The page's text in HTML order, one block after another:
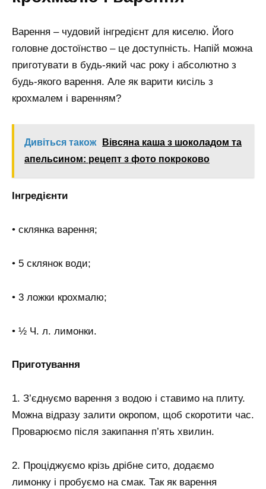
Варення – чудовий інгредієнт для киселю. Його
головне достоїнство – це доступність. Напій можна
приготувати в будь-який час року і абсолютно з
будь-якого варення. Але як варити кисіль з
крохмалем і варенням?
Дивіться також
Вівсяна каша з шоколадом та
апельсином: рецепт з фото покроково
Інгредієнти
• склянка варення;
• 5 склянок води;
• 3 ложки крохмалю;
• ½ Ч. л. лимонки.
Приготування
1. З’єднуємо варення з водою і ставимо на плиту.
Можна відразу залити окропом, щоб скоротити час.
Проварюємо після закипання п’ять хвилин.
2. Проціджуємо крізь дрібне сито, додаємо
лимонку і пробуємо на смак. Так як варення